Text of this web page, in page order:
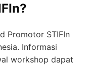
Promotor STIFIn
Informasi
workshop dapat